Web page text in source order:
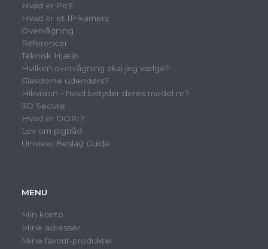
Hvad er PoE
Hvad er et IP-kamera
Overvågning
Referencer
Teknisk Hjælp
Hvilken overvågning skal jeg vælge?
Glasdome udendørs?
Hikvision - hvad betyder deres model nr?
3D Secure
Hvad er DORI?
Lov om pigtråd
Uniview Beslag Guide
MENU
Min konto
Mine adresser
Mine favorit-produkter